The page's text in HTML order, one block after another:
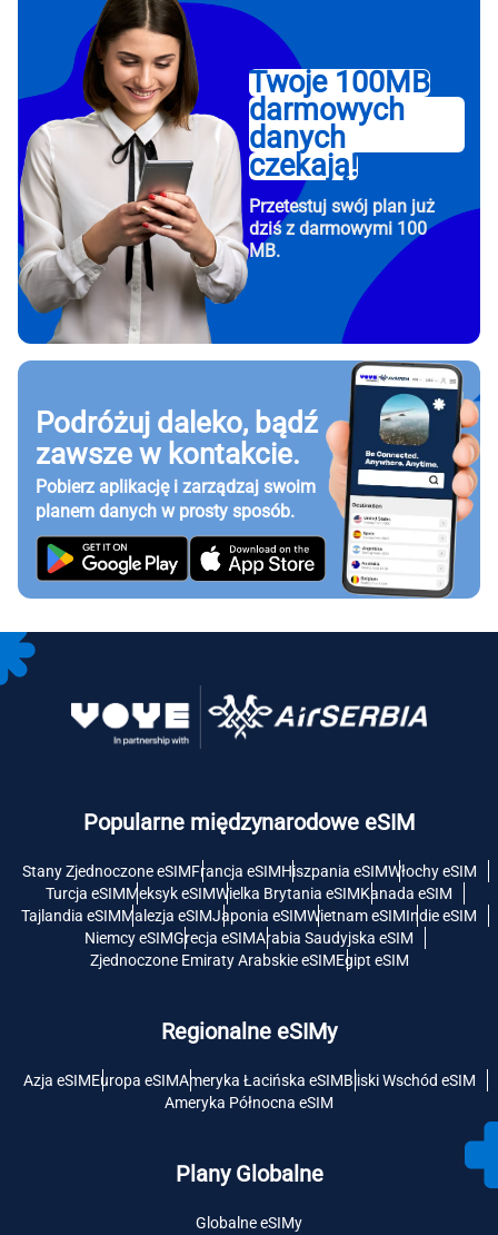
Twoje 100MB
darmowych
danych
czekają!
Przetestuj swój plan już
dziś z darmowymi 100
MB.
Podróżuj daleko, bądź
zawsze w kontakcie.
Pobierz aplikację i zarządzaj swoim
planem danych w prosty sposób.
Popularne międzynarodowe eSIM
Stany Zjednoczone eSIMFrancja eSIMHiszpania eSIMWłochy eSIM
Turcja eSIMMeksyk eSIMWielka Brytania eSIMKanada eSIM
Tajlandia eSIMMalezja eSIMJaponia eSIMWietnam eSIMIndie eSIM
Niemcy eSIMGrecja eSIMArabia Saudyjska eSIM
Zjednoczone Emiraty Arabskie eSIMEgipt eSIM
Regionalne eSIMy
Azja eSIMEuropa eSIMAmeryka Łacińska eSIMBliski Wschód eSIM
Ameryka Północna eSIM
Plany Globalne
Globalne eSIMy